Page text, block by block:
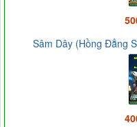
Sâm Dây (Hồng Đẳng